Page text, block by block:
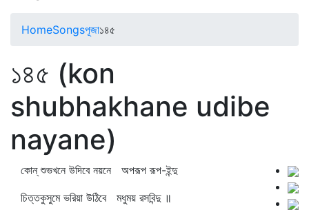
HomeSongsপূজা১৪৫
১৪৫ (kon
shubhakhane udibe
nayane)
কোন্‌ শুভখনে উদিবে নয়নে অপরূপ রূপ-ইন্দু
চিত্তকুসুমে ভরিয়া উঠিবে মধুময় রসবিন্দু ॥